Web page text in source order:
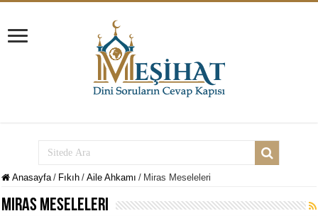
Anasayfa / Fıkıh / Aile Ahkamı / Miras Meseleleri
Miras Meseleleri